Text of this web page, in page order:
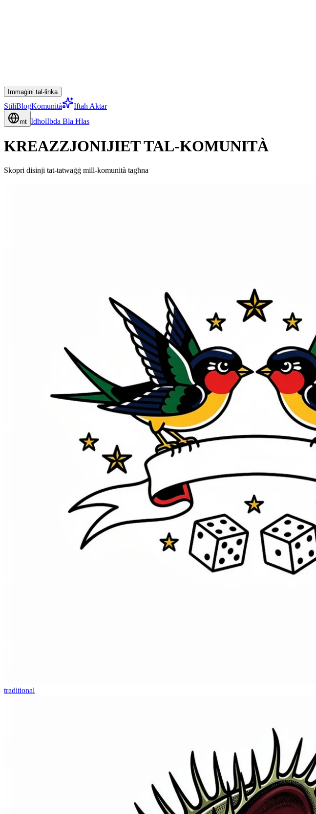
Immaġini tal-linka
StiliBlogKomunità Iftaħ Aktar
mt IdħolIbda Bla Ħlas
KREAZZJONIJIET TAL-KOMUNITÀ
Skopri disinji tat-tatwaġġ mill-komunità tagħna
traditional